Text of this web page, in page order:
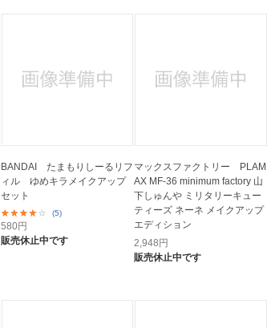
BANDAI たまもりしーるリフ
ィル ゆめキラメイクアップ
セット
(5)
580円
販売休止中です
マックスファクトリー PLAM
AX MF-36 minimum factory 山
下しゅんや ミリタリーキュー
ティーズ ネーネ メイクアップ
エディション
2,948円
販売休止中です